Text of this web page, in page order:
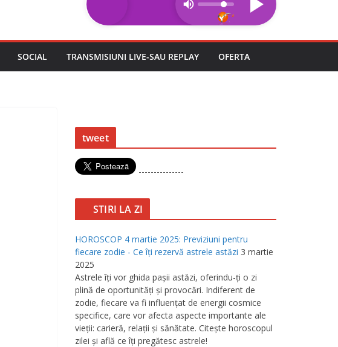
SOCIAL TRANSMISIUNI LIVE-SAU REPLAY OFERTA
tweet
---------------
STIRI LA ZI
HOROSCOP 4 martie 2025: Previziuni pentru
fiecare zodie - Ce îţi rezervă astrele astăzi 3 martie
2025
Astrele îţi vor ghida paşii astăzi, oferindu-ţi o zi
plină de oportunităţi şi provocări. Indiferent de
zodie, fiecare va fi influenţat de energii cosmice
specifice, care vor afecta aspecte importante ale
vieţii: carieră, relaţii şi sănătate. Citeşte horoscopul
zilei şi află ce îţi pregătesc astrele!